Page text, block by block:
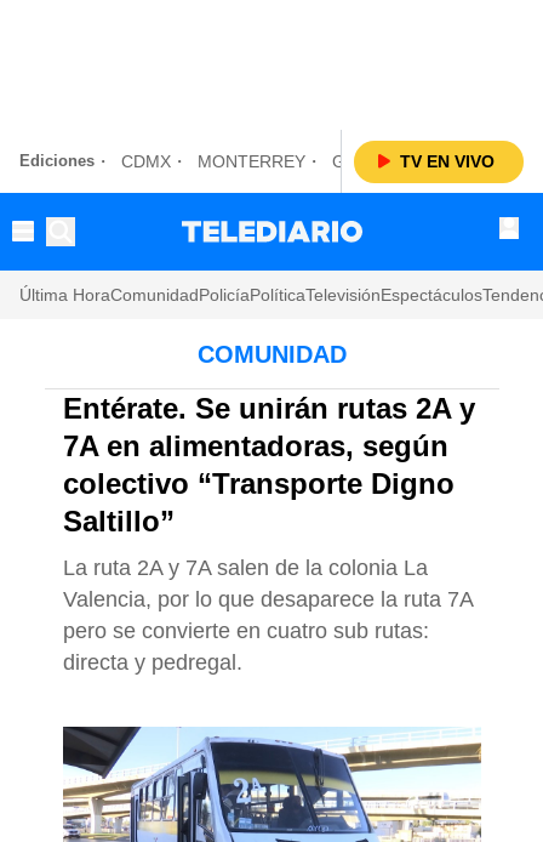
Ediciones CDMX MONTERREY GUADALAJARATV EN VIVO
Última HoraComunidadPolicíaPolíticaTelevisiónEspectáculos
COMUNIDAD
Entérate. Se unirán rutas 2A y
7A en alimentadoras, según
colectivo “Transporte Digno
Saltillo”
La ruta 2A y 7A salen de la colonia La
Valencia, por lo que desaparece la ruta 7A
pero se convierte en cuatro sub rutas:
directa y pedregal.